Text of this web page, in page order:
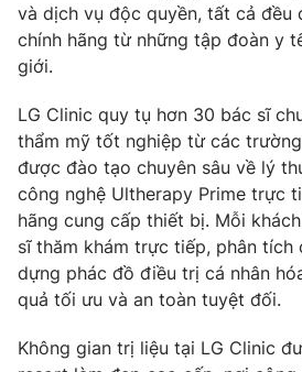
và dịch vụ độc quyền, tất cả đều
chính hãng từ những tập đoàn y
giới.
LG Clinic quy tụ hơn 30 bác sĩ
thẩm mỹ tốt nghiệp từ các
được đào tạo chuyên sâu về lý
công nghệ Ultherapy Prime trực
hãng cung cấp thiết bị. Mỗi
sĩ thăm khám trực tiếp, phân tích
dựng phác đồ điều trị cá nhân
quả tối ưu và an toàn tuyệt đối.
Không gian trị liệu tại LG Clinic